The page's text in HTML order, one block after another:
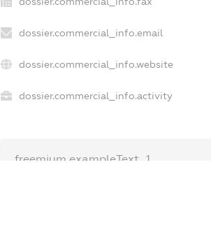
dossier.commercial_info.email
dossier.commercial_info.website
dossier.commercial_info.activity
freemium.exampleText_1